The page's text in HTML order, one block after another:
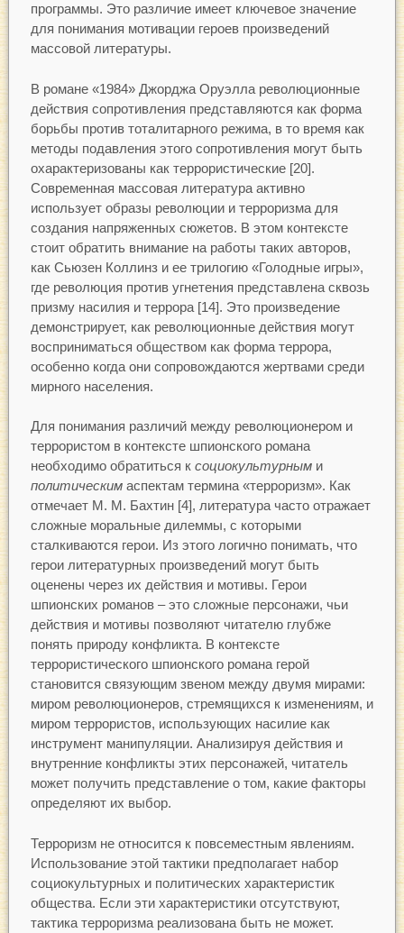
программы. Это различие имеет ключевое значение
для понимания мотивации героев произведений
массовой литературы.
В романе «1984» Джорджа Оруэлла революционные
действия сопротивления представляются как форма
борьбы против тоталитарного режима, в то время как
методы подавления этого сопротивления могут быть
охарактеризованы как террористические [20].
Современная массовая литература активно
использует образы революции и терроризма для
создания напряженных сюжетов. В этом контексте
стоит обратить внимание на работы таких авторов,
как Сьюзен Коллинз и ее трилогию «Голодные игры»,
где революция против угнетения представлена сквозь
призму насилия и террора [14]. Это произведение
демонстрирует, как революционные действия могут
восприниматься обществом как форма террора,
особенно когда они сопровождаются жертвами среди
мирного населения.
Для понимания различий между революционером и
террористом в контексте шпионского романа
необходимо обратиться к социокультурным и
политическимаспектам термина «терроризм». Как
отмечает М. М. Бахтин [4], литература часто отражает
сложные моральные дилеммы, с которыми
сталкиваются герои. Из этого логично понимать, что
герои литературных произведений могут быть
оценены через их действия и мотивы. Герои
шпионских романов – это сложные персонажи, чьи
действия и мотивы позволяют читателю глубже
понять природу конфликта. В контексте
террористического шпионского романа герой
становится связующим звеном между двумя мирами:
миром революционеров, стремящихся к изменениям, и
миром террористов, использующих насилие как
инструмент манипуляции. Анализируя действия и
внутренние конфликты этих персонажей, читатель
может получить представление о том, какие факторы
определяют их выбор.
Терроризм не относится к повсеместным явлениям.
Использование этой тактики предполагает набор
социокультурных и политических характеристик
общества. Если эти характеристики отсутствуют,
тактика терроризма реализована быть не может.